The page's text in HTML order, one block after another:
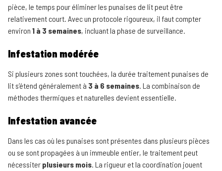
pièce, le temps pour éliminer les punaises de lit peut être
relativement court. Avec un protocole rigoureux, il faut compter
environ 1 à 3 semaines, incluant la phase de surveillance.
Infestation modérée
Si plusieurs zones sont touchées, la durée traitement punaises de
lit s’étend généralement à 3 à 6 semaines. La combinaison de
méthodes thermiques et naturelles devient essentielle.
Infestation avancée
Dans les cas où les punaises sont présentes dans plusieurs pièces
ou se sont propagées à un immeuble entier, le traitement peut
nécessiter plusieurs mois. La rigueur et la coordination jouent